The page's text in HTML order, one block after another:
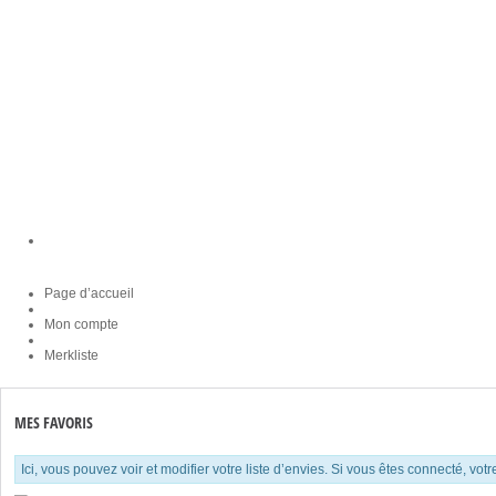
Page d’accueil
Mon compte
Merkliste
MES FAVORIS
Ici, vous pouvez voir et modifier votre liste d’envies. Si vous êtes connecté,